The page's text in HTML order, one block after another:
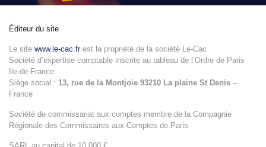
Éditeur du site
Le site www.le-cac.frest la propriété de la société Le-Cac
Société d’expertise comptable inscrite au tableau de l’Ordre de Paris
Ile-de-France
Siège social : 13, rue de la Montjoie 93210 La plaine St Denis –
France
Société de commissariat aux comptes membre de la Compagnie
Régionale des Commissaires aux Comptes de Paris